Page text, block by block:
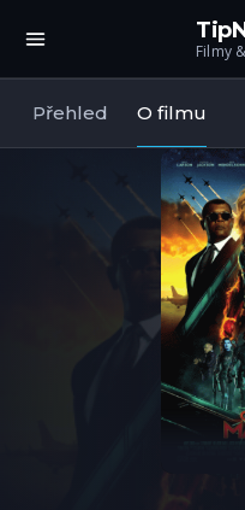
Filmy
Přehled O filmu